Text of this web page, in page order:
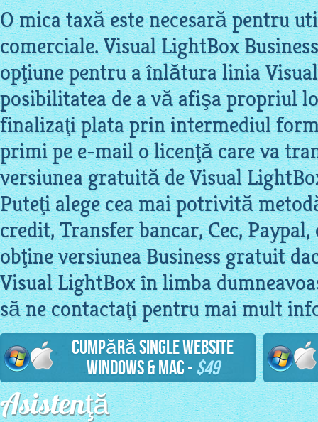
O mica taxă este necesară pentru
comerciale. Visual LightBox
opţiune pentru a înlătura linia
posibilitatea de a vă afişa propriul
finalizaţi plata prin intermediul
primi pe e-mail o licenţă care va
versiunea gratuită de Visual
Puteţi alege cea mai potrivită
credit, Transfer bancar, Cec, Paypal,
obţine versiunea Business gratuit
Visual LightBox în limba
să ne contactaţi pentru mai mult
Cumpără Single Website
Windows & Mac - $49
Asistenţă